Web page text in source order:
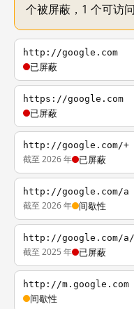
个被屏蔽，1 个可访问
http://google.com
已屏蔽
https://google.com
已屏蔽
http://google.com/+
截至 2026 年 已屏蔽
http://google.com/a
截至 2026 年 间歇性
http://google.com/a/
截至 2025 年 已屏蔽
http://m.google.com
间歇性